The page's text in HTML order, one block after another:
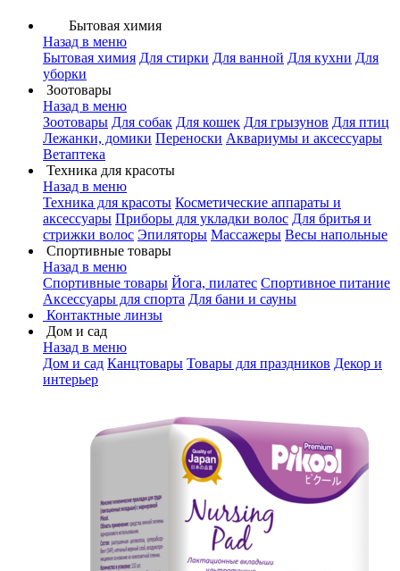
Бытовая химия
Назад в меню
Бытовая химия Для стирки Для ванной Для кухни Для
уборки
Зоотовары
Назад в меню
Зоотовары Для собак Для кошек Для грызунов Для птиц
Лежанки, домики Переноски Аквариумы и аксессуары
Ветаптека
Техника для красоты
Назад в меню
Техника для красоты Косметические аппараты и
аксессуары Приборы для укладки волос Для бритья и
стрижки волос Эпиляторы Массажеры Весы напольные
Спортивные товары
Назад в меню
Спортивные товары Йога, пилатес Спортивное питание
Аксессуары для спорта Для бани и сауны
Контактные линзы
Дом и сад
Назад в меню
Дом и сад Канцтовары Товары для праздников Декор и
интерьер